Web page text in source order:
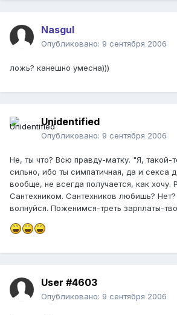
Nasgul
Опубликовано: 9 сентября 2006
ложь? канешно умесна)))
Unidentified
Опубликовано: 9 сентября 2006
Не, ты что? Всю правду-матку. "Я, такой-
сильно, ибо ты симпатичная, да и секса
вообще, не всегда получается, как хочу.
Сантехником. Сантехников любишь?
волнуйся. Поженимся-треть зарплаты-
User #4603
Опубликовано: 9 сентября 2006